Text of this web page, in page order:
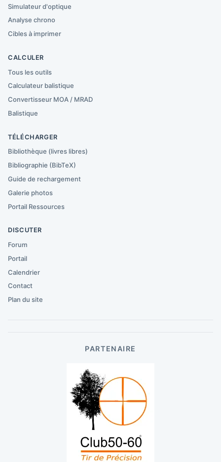
Simulateur d'optique
Analyse chrono
Cibles à imprimer
CALCULER
Tous les outils
Calculateur balistique
Convertisseur MOA / MRAD
Balistique
TÉLÉCHARGER
Bibliothèque (livres libres)
Bibliographie (BibTeX)
Guide de rechargement
Galerie photos
Portail Ressources
DISCUTER
Forum
Portail
Calendrier
Contact
Plan du site
PARTENAIRE